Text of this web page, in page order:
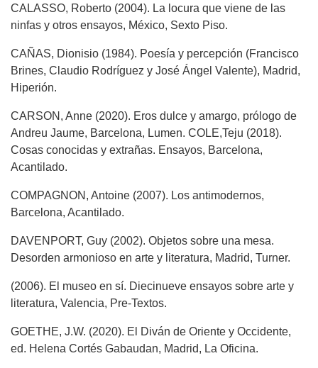
CALASSO, Roberto (2004). La locura que viene de las
ninfas y otros ensayos, México, Sexto Piso.
CAÑAS, Dionisio (1984). Poesía y percepción (Francisco
Brines, Claudio Rodríguez y José Ángel Valente), Madrid,
Hiperión.
CARSON, Anne (2020). Eros dulce y amargo, prólogo de
Andreu Jaume, Barcelona, Lumen. COLE,Teju (2018).
Cosas conocidas y extrañas. Ensayos, Barcelona,
Acantilado.
COMPAGNON, Antoine (2007). Los antimodernos,
Barcelona, Acantilado.
DAVENPORT, Guy (2002). Objetos sobre una mesa.
Desorden armonioso en arte y literatura, Madrid, Turner.
(2006). El museo en sí. Diecinueve ensayos sobre arte y
literatura, Valencia, Pre-Textos.
GOETHE, J.W. (2020). El Diván de Oriente y Occidente,
ed. Helena Cortés Gabaudan, Madrid, La Oficina.